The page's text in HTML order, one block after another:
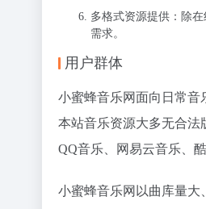
多格式资源提供：除
需求。
用户群体
小蜜蜂音乐网面向日常音
本站音乐资源大多无合法
QQ音乐、网易云音乐、
小蜜蜂音乐网以曲库量大